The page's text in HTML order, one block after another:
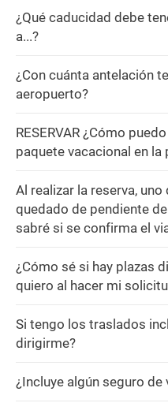
¿Qué caducidad debe
a...?
¿Con cuánta antelación
aeropuerto?
RESERVAR ¿Cómo
paquete vacacional en la
Al realizar la reserva,
quedado de pendiente
sabré si se confirma el
¿Cómo sé si hay plazas
quiero al hacer mi
Si tengo los traslados
dirigirme?
¿Incluye algún seguro de